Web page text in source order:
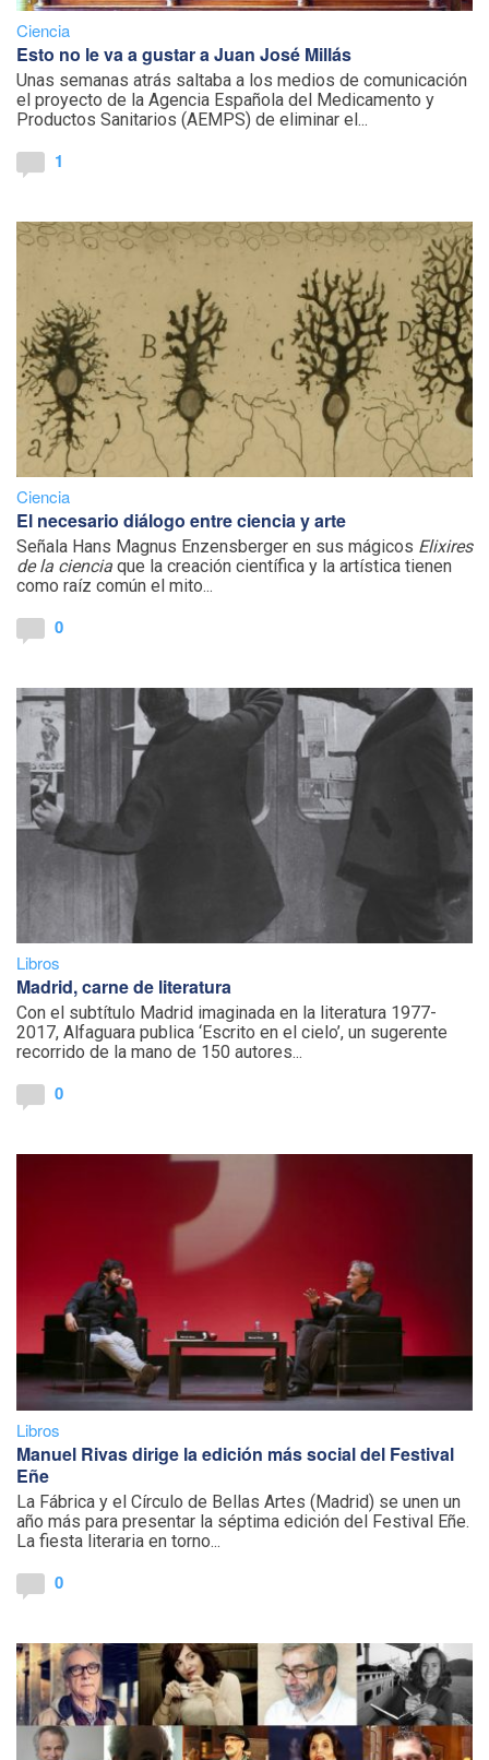
Ciencia
Esto no le va a gustar a Juan José Millás
Unas semanas atrás saltaba a los medios de comunicación
el proyecto de la Agencia Española del Medicamento y
Productos Sanitarios (AEMPS) de eliminar el...
1
Ciencia
El necesario diálogo entre ciencia y arte
Señala Hans Magnus Enzensberger en sus mágicos Elixires
de la ciencia que la creación científica y la artística tienen
como raíz común el mito...
0
Libros
Madrid, carne de literatura
Con el subtítulo Madrid imaginada en la literatura 1977-
2017, Alfaguara publica ‘Escrito en el cielo’, un sugerente
recorrido de la mano de 150 autores...
0
Libros
Manuel Rivas dirige la edición más social del Festival
Eñe
La Fábrica y el Círculo de Bellas Artes (Madrid) se unen un
año más para presentar la séptima edición del Festival Eñe.
La fiesta literaria en torno...
0